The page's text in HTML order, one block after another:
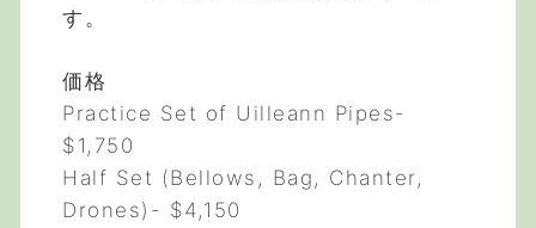
す。
価格
Practice Set of Uilleann Pipes-
$1,750
Half Set (Bellows, Bag, Chanter,
Drones)- $4,150